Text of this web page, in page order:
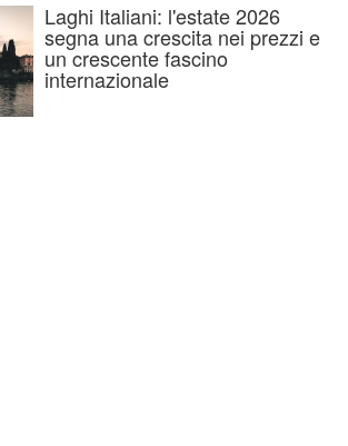
Laghi Italiani: l'estate 2026
segna una crescita nei prezzi e
un crescente fascino
internazionale